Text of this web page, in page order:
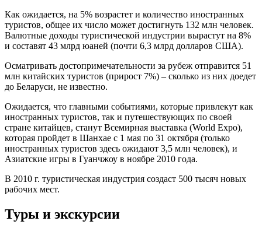
Как ожидается, на 5% возрастет и количество иностранных
туристов, общее их число может достигнуть 132 млн человек.
Валютные доходы туристической индустрии вырастут на 8%
и составят 43 млрд юаней (почти 6,3 млрд долларов США).
Осматривать достопримечательности за рубеж отправится 51
млн китайских туристов (прирост 7%) – сколько из них доедет
до Беларуси, не известно.
Ожидается, что главными событиями, которые привлекут как
иностранных туристов, так и путешествующих по своей
стране китайцев, станут Всемирная выставка (World Expo),
которая пройдет в Шанхае с 1 мая по 31 октября (только
иностранных туристов здесь ожидают 3,5 млн человек), и
Азиатские игры в Гуанчжоу в ноябре 2010 года.
В 2010 г. туристическая индустрия создаст 500 тысяч новых
рабочих мест.
Туры и экскурсии